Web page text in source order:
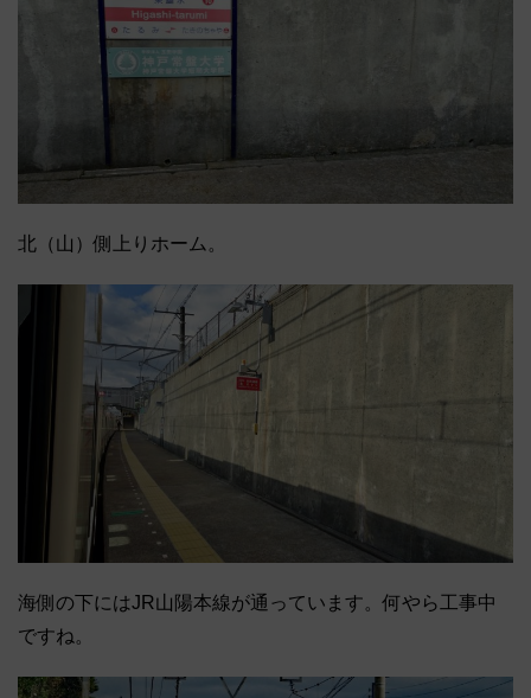
北（山）側上りホーム。
海側の下にはJR山陽本線が通っています。何やら工事中
ですね。